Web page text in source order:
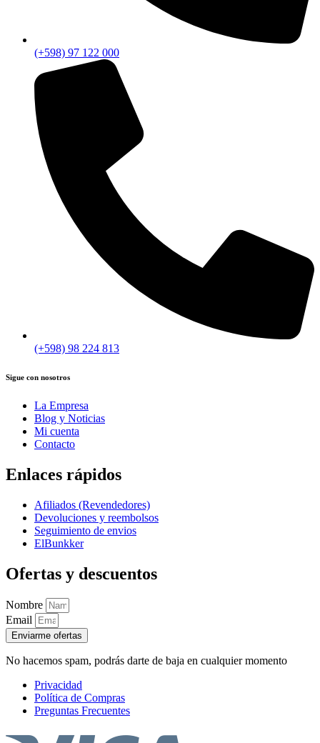
(+598) 97 122 000
(+598) 98 224 813
Sigue con nosotros
La Empresa
Blog y Noticias
Mi cuenta
Contacto
Enlaces rápidos
Afiliados (Revendedores)
Devoluciones y reembolsos
Seguimiento de envios
ElBunkker
Ofertas y descuentos
Nombre
Email
Enviarme ofertas
No hacemos spam, podrás darte de baja en cualquier momento
Privacidad
Política de Compras
Preguntas Frecuentes